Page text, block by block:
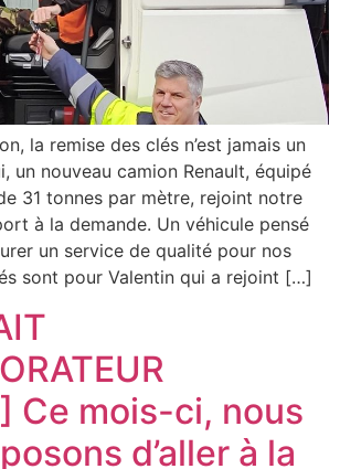
la remise des clés n’est jamais un
un nouveau camion Renault, équipé
31 tonnes par mètre, rejoint notre
à la demande. Un véhicule pensé
un service de qualité pour nos
sont pour Valentin qui a rejoint […]
Ce mois-ci, nous
d’aller à la